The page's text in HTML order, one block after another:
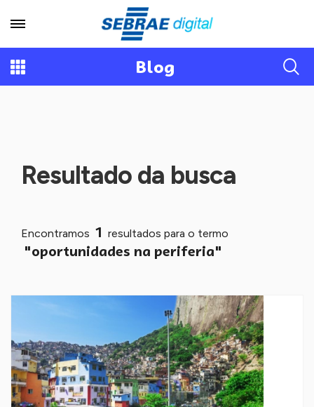
Blog
Resultado da busca
Encontramos 1 resultados para o termo
"oportunidades na periferia"